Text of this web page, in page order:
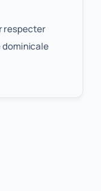
respecter
dominicale